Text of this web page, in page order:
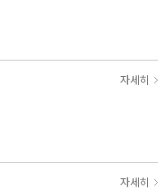
자세히
자세히